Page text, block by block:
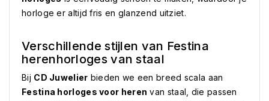
horloge er altijd fris en glanzend uitziet.
Verschillende stijlen van Festina
herenhorloges van staal
Bij CD Juwelier bieden we een breed scala aan
Festina horloges voor heren van staal, die passen